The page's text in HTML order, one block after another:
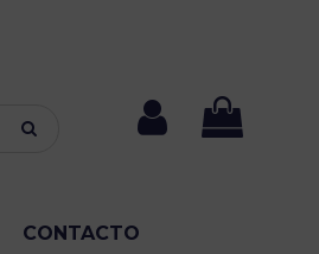
CONTACTO